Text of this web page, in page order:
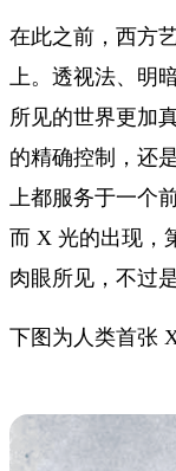
在此之前，西方
上。透视法、明
所见的世界更加
的精确控制，还
上都服务于一
而 X 光的出现，
肉眼所见，不过
下图为人类首张